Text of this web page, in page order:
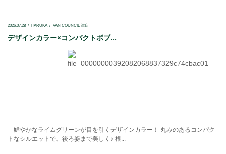
2026.07.28 HARUKA VAN COUNCIL 津店
デザインカラー×コンパクトボブ...
鮮やかなライムグリーンが目を引くデザインカラー！ 丸みのあるコンパク
トなシルエットで、後ろ姿まで美しく♪ 根...